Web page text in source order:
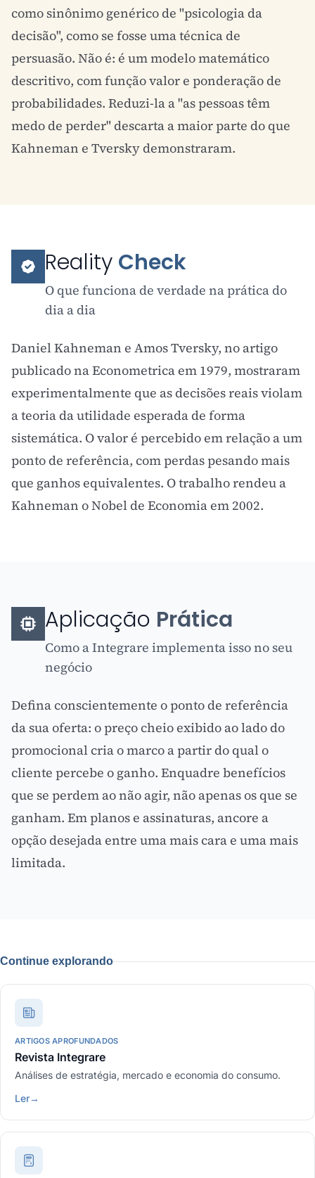
como sinônimo genérico de "psicologia da
decisão", como se fosse uma técnica de
persuasão. Não é: é um modelo matemático
descritivo, com função valor e ponderação de
probabilidades. Reduzi-la a "as pessoas têm
medo de perder" descarta a maior parte do que
Kahneman e Tversky demonstraram.
Reality Check
O que funciona de verdade na prática do
dia a dia
Daniel Kahneman e Amos Tversky, no artigo
publicado na Econometrica em 1979, mostraram
experimentalmente que as decisões reais violam
a teoria da utilidade esperada de forma
sistemática. O valor é percebido em relação a um
ponto de referência, com perdas pesando mais
que ganhos equivalentes. O trabalho rendeu a
Kahneman o Nobel de Economia em 2002.
Aplicação Prática
Como a Integrare implementa isso no seu
negócio
Defina conscientemente o ponto de referência
da sua oferta: o preço cheio exibido ao lado do
promocional cria o marco a partir do qual o
cliente percebe o ganho. Enquadre benefícios
que se perdem ao não agir, não apenas os que se
ganham. Em planos e assinaturas, ancore a
opção desejada entre uma mais cara e uma mais
limitada.
Continue explorando
ARTIGOS APROFUNDADOS
Revista Integrare
Análises de estratégia, mercado e economia do consumo.
Ler→